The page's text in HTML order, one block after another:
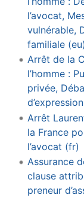
l’avocat,
vulnérable,
familiale (eu)
Arrêt de la
l’homme :
privée,
Arrêt
la France
l’avocat (fr)
Assurance
clause
preneur